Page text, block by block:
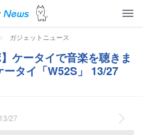
> ガジェットニュース
ケータイで音楽を聴きま
タイ「W52S」 13/27
13/27